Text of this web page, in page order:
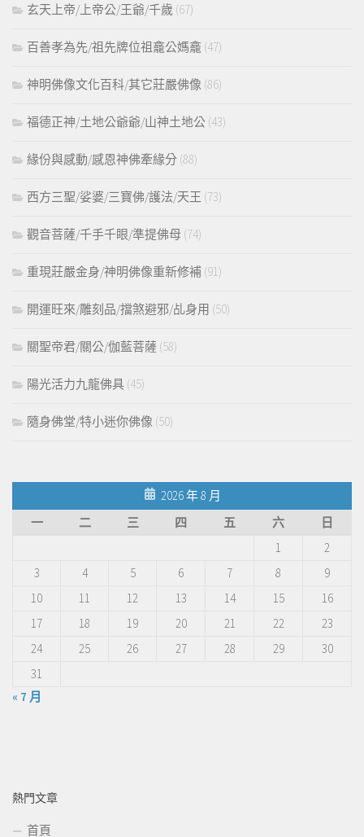
玄天上帝/上帝公/王爺/千歲 (67)
百善孝為先/祖先牌位祖龕公媽龕 (47)
神明佛像文化百科/其它莊嚴佛像 (86)
福德正神/土地公爺爺/山神土地公 (43)
緣份與感動/感恩神佛牽緣分 (88)
西方三聖/娑婆/三寶佛/護法/天王 (73)
觀音菩薩/千手千眼/準提佛母 (74)
重現莊嚴金身/神明佛像重新修補 (91)
開運旺來/雕刻品/擋煞避邪/乩身用 (50)
關聖帝君/關公/伽藍菩薩 (58)
陽光活力九龍佛具 (45)
隨身佛堂/特小迷你佛像 (50)
2026 年 8 月
一
二 三 四 五 六
日
1
2
3
4 5 6 7 8
9
10
11 12 13 14 15
16
17
18 19 20 21 22
23
24
25 26 27 28 29
30
31
« 7 月
熱門文章
首頁